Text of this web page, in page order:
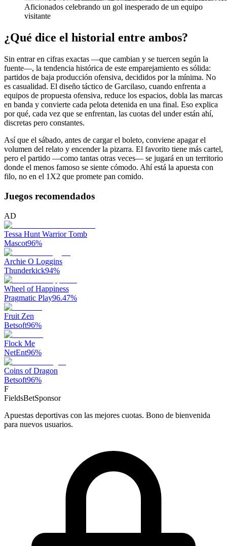
Aficionados celebrando un gol inesperado de un equipo
visitante
¿Qué dice el historial entre ambos?
Sin entrar en cifras exactas —que cambian y se tuercen según la
fuente—, la tendencia histórica de este emparejamiento es sólida:
partidos de baja producción ofensiva, decididos por la mínima. No
es casualidad. El diseño táctico de Garcilaso, cuando enfrenta a
equipos de propuesta ofensiva, reduce los espacios, dobla las marcas
en banda y convierte cada pelota detenida en una final. Eso explica
por qué, cada vez que se enfrentan, las cuotas del under están ahí,
discretas pero constantes.
Así que el sábado, antes de cargar el boleto, conviene apagar el
volumen del relato y encender la pizarra. El favorito tiene más cartel,
pero el partido —como tantas otras veces— se jugará en un territorio
donde el menos famoso se siente cómodo. Ahí está la apuesta con
filo, no en el 1X2 que promete pan comido.
Juegos recomendados
AD
Tessa Hunt Warrior Tomb
Mascot96%
Archie O Loggins
Thunderkick94%
Wheel of Happiness
Pragmatic Play96.47%
Fruit Zen
Betsoft96%
Flock Me
NetEnt96%
Coins of Dragon
Betsoft96%
F
FieldsBetSponsor
Apuestas deportivas con las mejores cuotas. Bono de bienvenida
para nuevos usuarios.